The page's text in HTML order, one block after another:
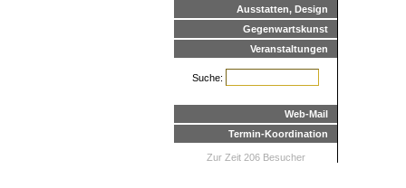
Ausstatten, Design
Gegenwartskunst
Veranstaltungen
Suche:
Web-Mail
Termin-Koordination
Zur Zeit 206 Besucher